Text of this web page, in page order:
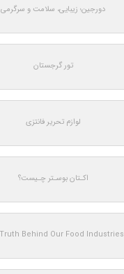
دورجین؛ زیبایی، سلامت و سرگرمی
تور گرجستان
لوازم تحریر فانتزی
اکـتان بوسـتر چـیست؟
Behind Our Food Industries